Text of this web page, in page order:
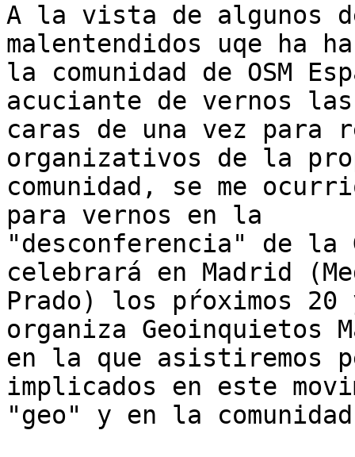
A la vista de algunos
malentendidos uqe ha
la comunidad de OSM
acuciante de vernos las
caras de una vez para
organizativos de la
comunidad, se me
para vernos en la
"desconferencia" de la
celebrará en Madrid
Prado) los pŕoximos
organiza Geoinquietos
en la que asistiremos
implicados en este
"geo" y en la comunidad